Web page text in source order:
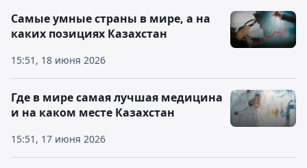
15:51, 18 июня 2026
Самые умные страны в мире, а на
каких позициях Казахстан
15:51, 17 июня 2026
Где в мире самая лучшая медицина
и на каком месте Казахстан